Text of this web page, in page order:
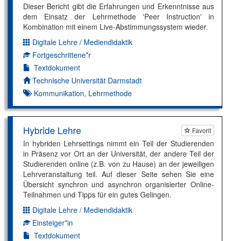
Dieser Bericht gibt die Erfahrungen und Erkenntnisse aus
dem Einsatz der Lehrmethode 'Peer Instruction' in
Kombination mit einem Live-Abstimmungssystem wieder.
Dimension:
Digitale Lehre / Mediendidaktik
Kompetenzniveau:
Fortgeschrittene*r
Textdokument
Autor*in:
Technische Universität Darmstadt
Kommunikation, Lehrmethode
Favorit
Hybride Lehre
In hybriden Lehrsettings nimmt ein Teil der Studierenden
in Präsenz vor Ort an der Universität, der andere Teil der
Studierenden online (z.B. von zu Hause) an der jeweiligen
Lehrveranstaltung teil. Auf dieser Seite sehen Sie eine
Übersicht synchron und asynchron organisierter Online-
Teilnahmen und Tipps für ein gutes Gelingen.
Dimension:
Digitale Lehre / Mediendidaktik
Kompetenzniveau:
Einsteiger*in
Textdokument